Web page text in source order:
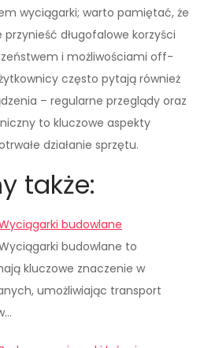
wyciągarki; warto pamiętać, że
długofalowe korzyści
i możliwościami off-
często pytają również
– regularne przeglądy oraz
to kluczowe aspekty
działanie sprzętu.
także:
budowlane
budowlane to
kluczowe znaczenie w
umożliwiając transport